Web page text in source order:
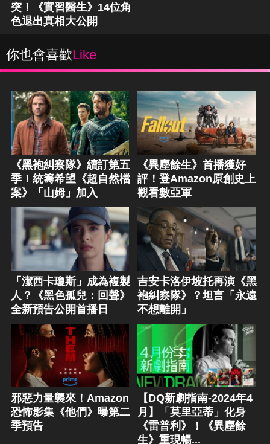
突！《實習醫生》14位角
色退出真相大公開
你也會喜歡Like
《黑袍糾察隊》續訂第五
季！統籌希望《超自然檔
案》「山姆」加入
《異塵餘生》首播獲好
評！登Amazon原創史上
觀看數亞軍
「潔西卡瓊斯」成為複製
人？《黑色孤兒：回聲》
全新預告公開首播日
吉安卡洛伊坡托再演《黑
袍糾察隊》？坦言「永遠
不想離開」
邪惡力量襲來！Amazon
恐怖影集《他們》曝第二
季預告
【DQ新劇指南-2024年4
月】「莫里亞蒂」化身
《雷普利》！《異塵餘
生》重現暢...